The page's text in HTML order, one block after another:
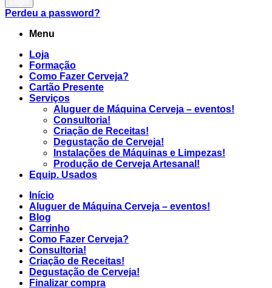
Perdeu a password?
Menu
Loja
Formação
Como Fazer Cerveja?
Cartão Presente
Serviços
Aluguer de Máquina Cerveja – eventos!
Consultoria!
Criação de Receitas!
Degustação de Cerveja!
Instalações de Máquinas e Limpezas!
Produção de Cerveja Artesanal!
Equip. Usados
Início
Aluguer de Máquina Cerveja – eventos!
Blog
Carrinho
Como Fazer Cerveja?
Consultoria!
Criação de Receitas!
Degustação de Cerveja!
Finalizar compra